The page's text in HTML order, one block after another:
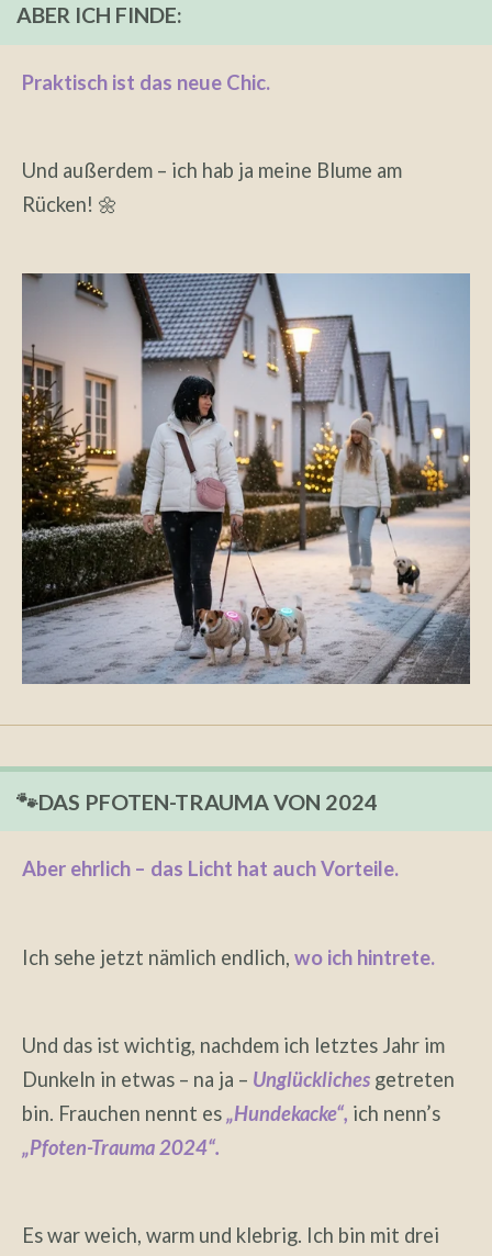
ABER ICH FINDE:
Praktisch ist das neue Chic.
Und außerdem – ich hab ja meine Blume am
Rücken! 🌼
🐾DAS PFOTEN-TRAUMA VON 2024
Aber ehrlich – das Licht hat auch Vorteile.
Ich sehe jetzt nämlich endlich, wo ich hintrete.
Und das ist wichtig, nachdem ich letztes Jahr im
Dunkeln in etwas – na ja – Unglückliches getreten
bin. Frauchen nennt es„Hundekacke“, ich nenn’s
„Pfoten-Trauma 2024“.
Es war weich, warm und klebrig. Ich bin mit drei